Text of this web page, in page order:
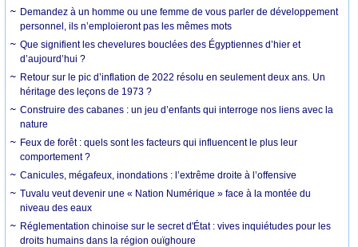
Demandez à un homme ou une femme de vous parler de développement
personnel, ils n’emploieront pas les mêmes mots
Que signifient les chevelures bouclées des Égyptiennes d’hier et
d’aujourd’hui ?
Retour sur le pic d’inflation de 2022 résolu en seulement deux ans. Un
héritage des leçons de 1973 ?
Construire des cabanes : un jeu d’enfants qui interroge nos liens avec la
nature
Feux de forêt : quels sont les facteurs qui influencent le plus leur
comportement ?
Canicules, mégafeux, inondations : l’extrême droite à l’offensive
Tuvalu veut devenir une « Nation Numérique » face à la montée du
niveau des eaux
Réglementation chinoise sur le secret d'État : vives inquiétudes pour les
droits humains dans la région ouïghoure